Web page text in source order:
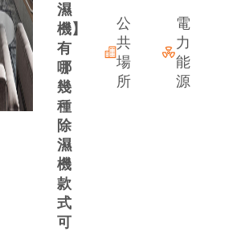
濕
機】
有
哪
幾
種
除
濕
機
款
式
可
公
共
場
所
電
力
能
源